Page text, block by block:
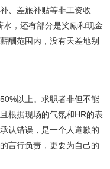
、差旅补贴等非工资收
水，还有部分是奖励和现金
酬范围内，没有天差地别
以上。求职者非但不能
根据现场的气氛和HR的表
认错误，是一个人道歉的
言行负责，更要为自己的